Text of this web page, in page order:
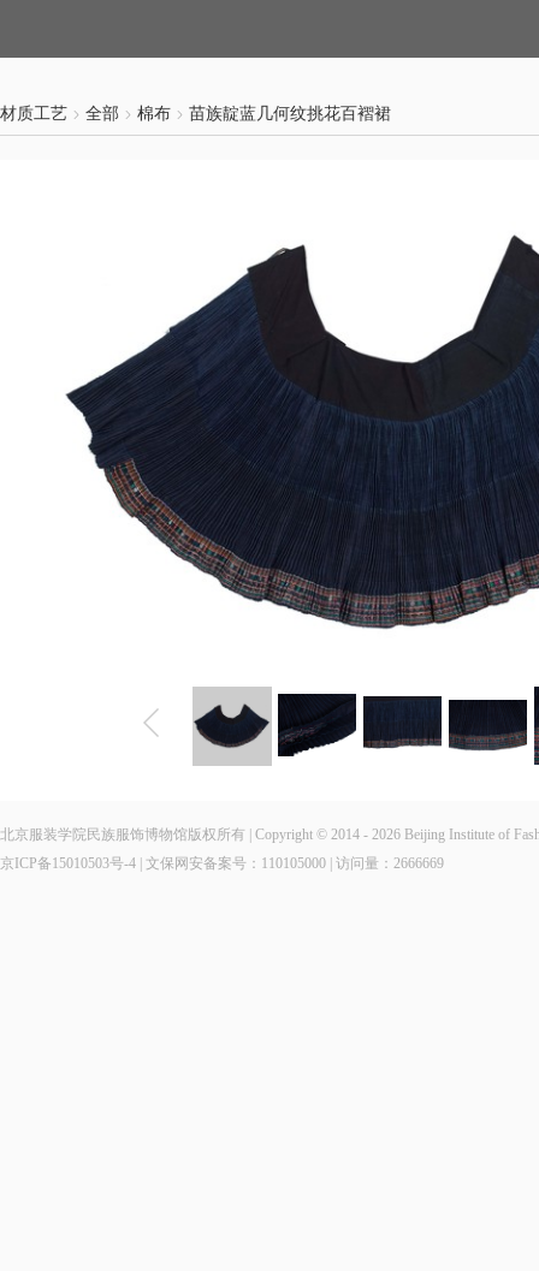
材质工艺 全部 棉布 苗族靛蓝几何纹挑花百褶裙
北京服装学院民族服饰博物馆版权所有 | Copyright © 2014 - 2026 Beijing Institute of
京ICP备15010503号-4 | 文保网安备案号：110105000 | 访问量： 2666669